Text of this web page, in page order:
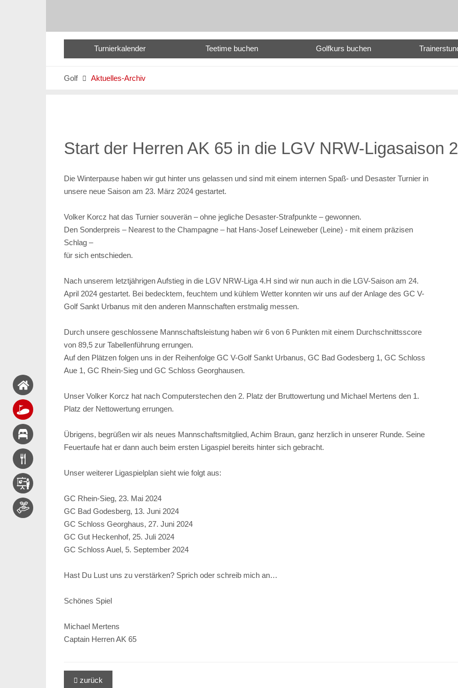
Turnierkalender Teetime buchen Golfkurs buchen
Golf  Aktuelles-Archiv
Start der Herren AK 65 in die LGV NRW-Ligasaison
Die Winterpause haben wir gut hinter uns gelassen und sind mit einem internen Spaß- und Desaster Turnier in
unsere neue Saison am 23. März 2024 gestartet.
Volker Korcz hat das Turnier souverän – ohne jegliche Desaster-Strafpunkte – gewonnen.
Den Sonderpreis – Nearest to the Champagne – hat Hans-Josef Leineweber (Leine) - mit einem präzisen
Schlag –
für sich entschieden.
Nach unserem letztjährigen Aufstieg in die LGV NRW-Liga 4.H sind wir nun auch in die LGV-Saison am 24.
April 2024 gestartet. Bei bedecktem, feuchtem und kühlem Wetter konnten wir uns auf der Anlage des GC V-
Golf Sankt Urbanus mit den anderen Mannschaften erstmalig messen.
Durch unsere geschlossene Mannschaftsleistung haben wir 6 von 6 Punkten mit einem Durchschnittsscore
von 89,5 zur Tabellenführung errungen.
Auf den Plätzen folgen uns in der Reihenfolge GC V-Golf Sankt Urbanus, GC Bad Godesberg 1, GC Schloss
Aue 1, GC Rhein-Sieg und GC Schloss Georghausen.
Unser Volker Korcz hat nach Computerstechen den 2. Platz der Bruttowertung und Michael Mertens den 1.
Platz der Nettowertung errungen.
Übrigens, begrüßen wir als neues Mannschaftsmitglied, Achim Braun, ganz herzlich in unserer Runde. Seine
Feuertaufe hat er dann auch beim ersten Ligaspiel bereits hinter sich gebracht.
Unser weiterer Ligaspielplan sieht wie folgt aus:
GC Rhein-Sieg, 23. Mai 2024
GC Bad Godesberg, 13. Juni 2024
GC Schloss Georghaus, 27. Juni 2024
GC Gut Heckenhof, 25. Juli 2024
GC Schloss Auel, 5. September 2024
Hast Du Lust uns zu verstärken? Sprich oder schreib mich an…
Schönes Spiel
Michael Mertens
Captain Herren AK 65
 zurück